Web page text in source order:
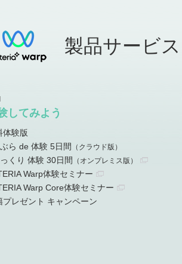
製品サービス
してみよう
体験版
ら de 体験 5日間
（クラウド版）
っくり 体験 30日間 （オンプレミス版）
Warp体験セミナー
Warp Core体験セミナー
プレゼント キャンペーン